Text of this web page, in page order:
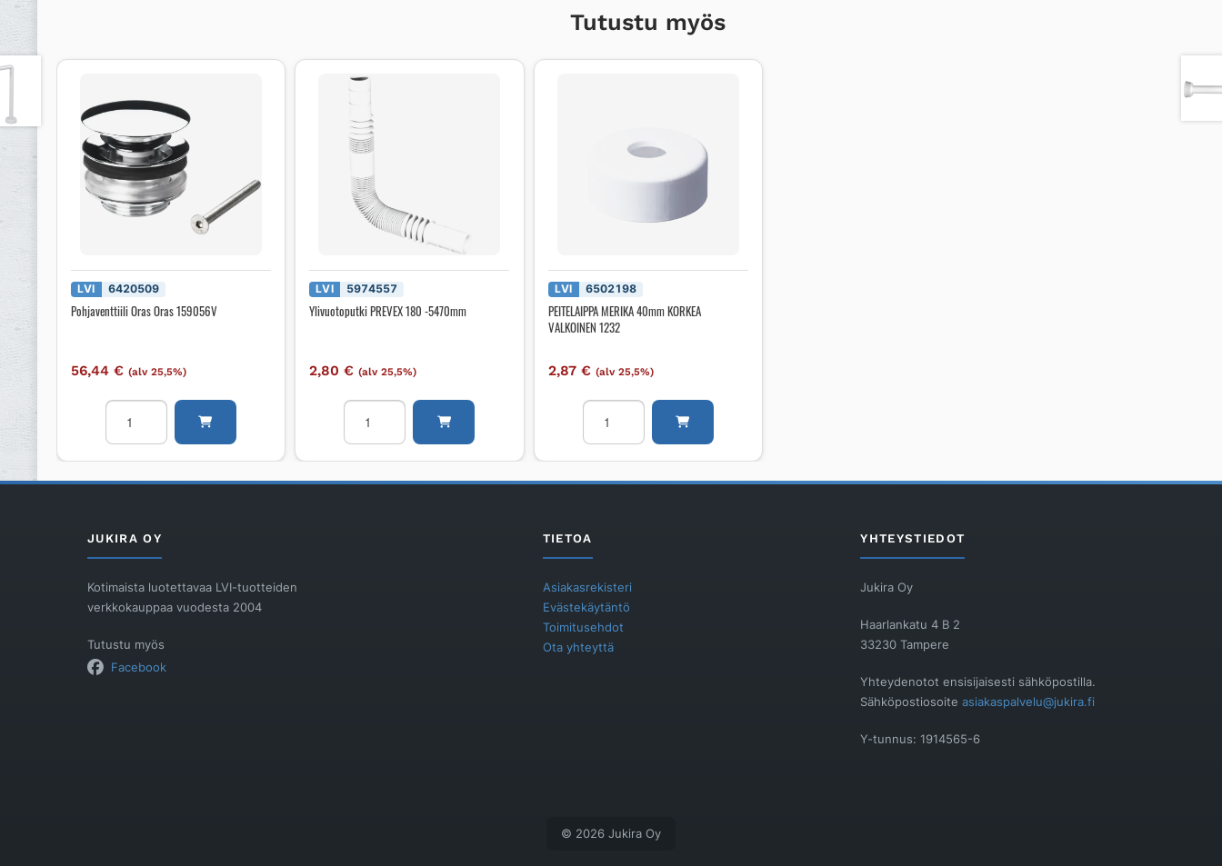
Tutustu myös
LVI 6420509
Pohjaventtiili Oras Oras 159056V
56,44€ (alv 25,5%)
Pohjaventtiili
Oras
Oras
määrä
LVI 5974557
Ylivuotoputki PREVEX 180 -5470mm
2,80€ (alv 25,5%)
Ylivuotoputki
PREVEX
180
määrä
LVI 6502198
PEITELAIPPA MERIKA 40mm KORKEA
VALKOINEN 1232
2,87 € (alv 25,5%)
PEITELAIPPA
MERIKA
40mm
VALKOINEN
JUKIRA OY
Kotimaista luotettavaa LVI-tuotteiden
verkkokauppaa vuodesta 2004
Tutustu myös
Facebook
TIETOA
Asiakasrekisteri
Evästekäytäntö
Toimitusehdot
Ota yhteyttä
YHTEYSTIEDOT
Jukira Oy
Haarlankatu 4 B 2
33230 Tampere
Yhteydenotot ensisijaisesti sähköpostilla.
Sähköpostiosoiteasiakaspalvelu@jukira.fi
Y-tunnus: 1914565-6
© 2026 Jukira Oy